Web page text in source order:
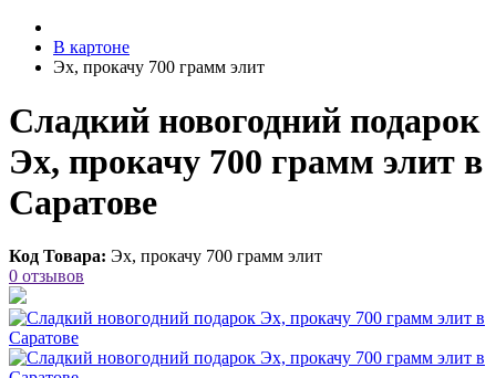
В картоне
Эх, прокачу 700 грамм элит
Сладкий новогодний подарок
Эх, прокачу 700 грамм элит в
Саратове
Код Товара: Эх, прокачу 700 грамм элит
0 отзывов